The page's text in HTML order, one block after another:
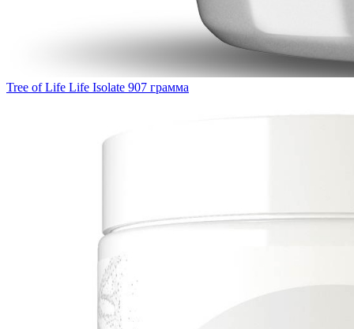
Tree of Life Life Isolate 907 грамма